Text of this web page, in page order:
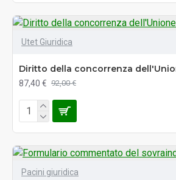
Utet Giuridica
Diritto della concorrenza
87,40 € 92,00 €
Pacini giuridica